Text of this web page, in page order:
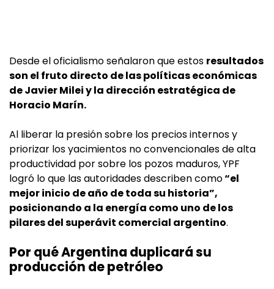
Desde el oficialismo señalaron que estos resultados
son el fruto directo de las políticas económicas
de Javier Milei y la dirección estratégica de
Horacio Marín.
Al liberar la presión sobre los precios internos y
priorizar los yacimientos no convencionales de alta
productividad por sobre los pozos maduros, YPF
logró lo que las autoridades describen como“el
mejor inicio de año de toda su historia”,
posicionando a la energía como uno de los
pilares del superávit comercial argentino.
Por qué Argentina duplicará su
producción de petróleo